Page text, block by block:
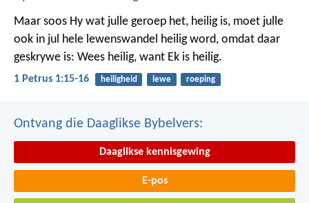
Maar soos Hy wat julle geroep het, heilig is, moet julle
ook in jul hele lewenswandel heilig word, omdat daar
geskrywe is: Wees heilig, want Ek is heilig.
1 Petrus 1:15-16 heiligheid lewe roeping
Ontvang die Daaglikse Bybelvers:
Daaglikse kennisgewing
E-pos